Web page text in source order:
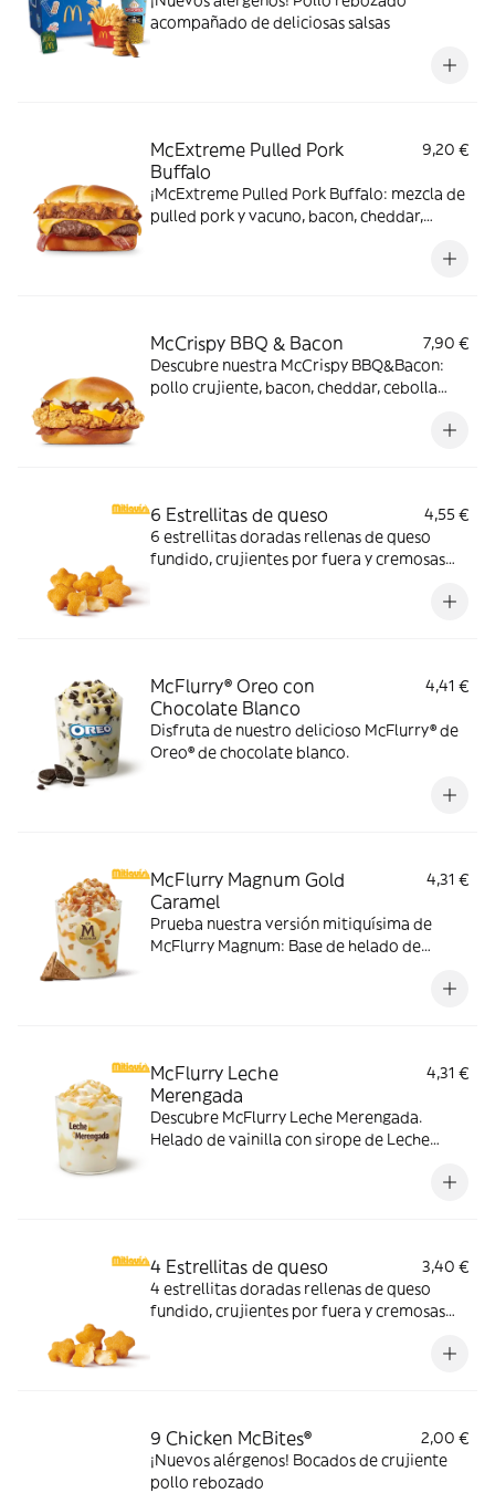
acompañado de deliciosas salsas
McExtreme Pulled Pork
Buffalo
9,20 €
¡McExtreme Pulled Pork Buffalo: mezcla de
pulled pork y vacuno, bacon, cheddar,
McCrispy BBQ & Bacon
7,90 €
Descubre nuestra McCrispy BBQ&Bacon:
pollo crujiente, bacon, cheddar, cebolla
harina de trigo con copos de patata. ¡Sabor
6 Estrellitas de queso
4,55 €
6 estrellitas doradas rellenas de queso
fundido, crujientes por fuera y cremosas
McFlurry® Oreo con
Chocolate Blanco
4,41 €
Disfruta de nuestro delicioso McFlurry® de
Oreo® de chocolate blanco.
McFlurry Magnum Gold
Caramel
4,31 €
Prueba nuestra versión mitiquísima de
McFlurry Magnum: Base de helado de
Topping triturado de galleta con perlas y
McFlurry Leche
Merengada
4,31 €
Descubre McFlurry Leche Merengada.
Helado de vainilla con sirope de Leche
ahora y no te quedes sin tus mitiquísimos
4 Estrellitas de queso
3,40 €
4 estrellitas doradas rellenas de queso
fundido, crujientes por fuera y cremosas
9 Chicken McBites®
2,00 €
¡Nuevos alérgenos! Bocados de crujiente
pollo rebozado